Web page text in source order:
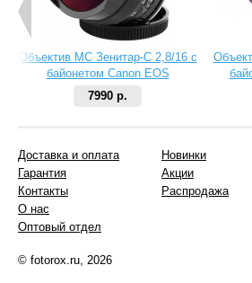
Объектив МС Зенитар-C 2,8/16 с
байонетом Canon EOS
7990 р.
Доставка и оплата
Гарантия
Контакты
О нас
Оптовый отдел
Новинки
Акции
Распродажа
© fotorox.ru, 2026